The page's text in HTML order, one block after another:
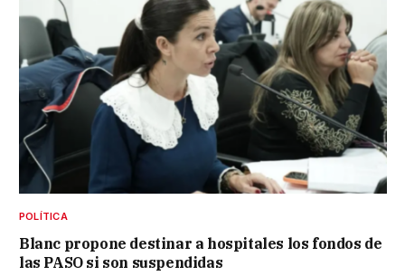
POLÍTICA
Blanc propone destinar a hospitales los fondos de
las PASO si son suspendidas